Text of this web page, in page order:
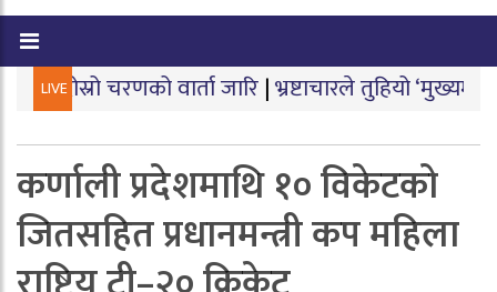
LIVEवार्ता जारि|भ्रष्टाचारले तुहियो ‘मुख्यमन्त्री बेटी
कर्णाली प्रदेशमाथि १० विकेटको
जितसहित प्रधानमन्त्री कप महिला